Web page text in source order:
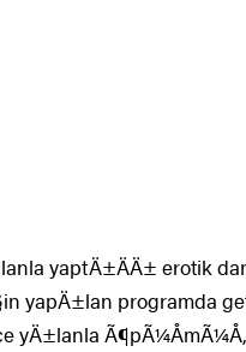
yaptÄ±ÄÄ± erotik
yapÄ±lan programda
yÄ±lanla